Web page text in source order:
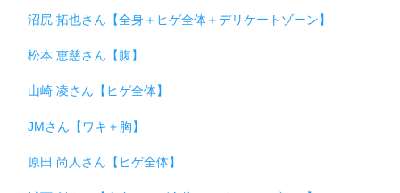
沼尻 拓也さん【全身＋ヒゲ全体＋デリケートゾーン】
松本 恵慈さん【腹】
山崎 凌さん【ヒゲ全体】
JMさん【ワキ＋胸】
原田 尚人さん【ヒゲ全体】